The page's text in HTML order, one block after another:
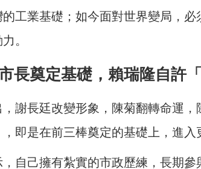
工業基礎；如今面對世界變局，
。
長奠定基礎，賴瑞隆自許
謝長廷改變形象，陳菊翻轉命運
，即是在前三棒奠定的基礎上，進入
自己擁有紮實的市政歷練，長期